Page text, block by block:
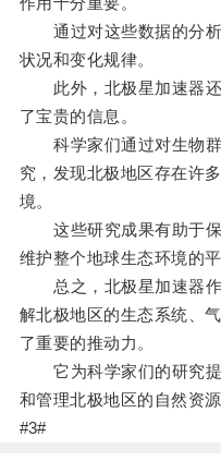
通过对这些数据的分析
状况和变化规律。
此外，北极星加速器还
了宝贵的信息。
科学家们通过对生物群
究，发现北极地区存在许
境。
这些研究成果有助于保
维护整个地球生态环境的平
总之，北极星加速器作
解北极地区的生态系统、
了重要的推动力。
它为科学家们的研究提
和管理北极地区的自然资源
#3#